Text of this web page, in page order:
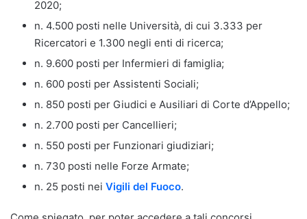
2020;
n. 4.500 posti nelle Università, di cui 3.333 per
Ricercatori e 1.300 negli enti di ricerca;
n. 9.600 posti per Infermieri di famiglia;
n. 600 posti per Assistenti Sociali;
n. 850 posti per Giudici e Ausiliari di Corte d’Appello;
n. 2.700 posti per Cancellieri;
n. 550 posti per Funzionari giudiziari;
n. 730 posti nelle Forze Armate;
n. 25 posti nei Vigili del Fuoco.